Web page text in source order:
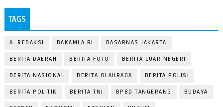
TAGS
A. REDAKSI BAKAMLA RI BASARNAS JAKARTA
BERITA DAERAH BERITA FOTO BERITA LUAR NEGERI
BERITA NASIONAL BERITA OLAHRAGA BERITA POLISI
BERITA POLITIK BERITA TNI BPBD TANGERANG BUDAYA